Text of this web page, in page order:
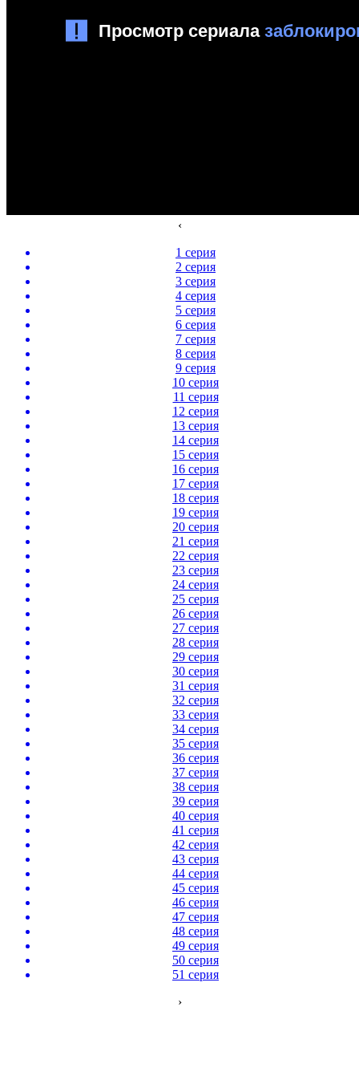
‹
1 серия
2 серия
3 серия
4 серия
5 серия
6 серия
7 серия
8 серия
9 серия
10 серия
11 серия
12 серия
13 серия
14 серия
15 серия
16 серия
17 серия
18 серия
19 серия
20 серия
21 серия
22 серия
23 серия
24 серия
25 серия
26 серия
27 серия
28 серия
29 серия
30 серия
31 серия
32 серия
33 серия
34 серия
35 серия
36 серия
37 серия
38 серия
39 серия
40 серия
41 серия
42 серия
43 серия
44 серия
45 серия
46 серия
47 серия
48 серия
49 серия
50 серия
51 серия
›